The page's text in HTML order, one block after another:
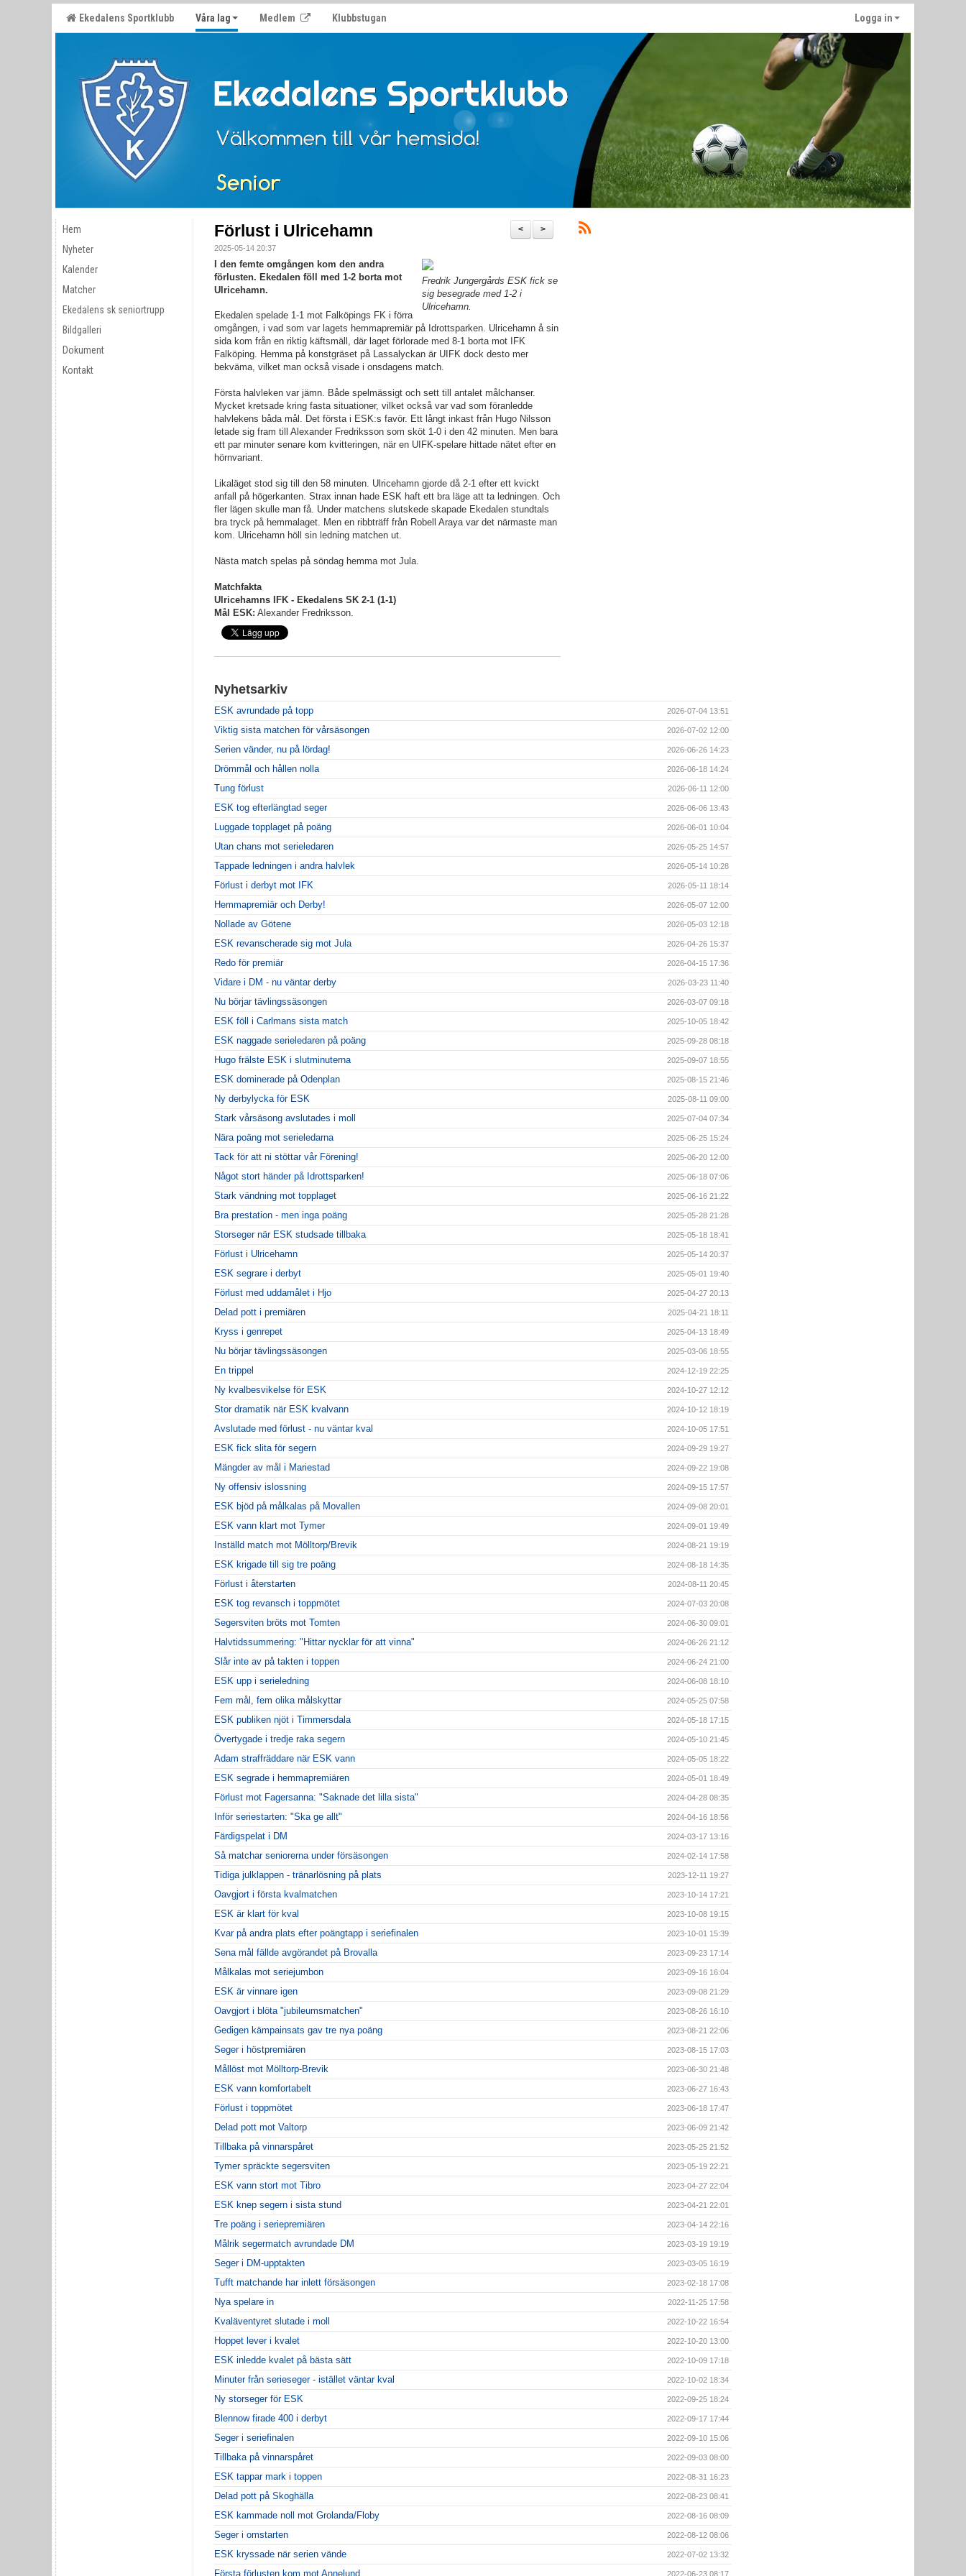
Ekedalens Sportklubb Våra lag Medlem Klubbstugan Logga in
Hem
Nyheter
Kalender
Matcher
Ekedalens sk seniortrupp
Bildgalleri
Dokument
Kontakt
>
<
Förlust i Ulricehamn
2025-05-14 20:37
Fredrik Jungergårds ESK fick se
sig besegrade med 1-2 i
Ulricehamn.
I den femte omgången kom den andra
förlusten. Ekedalen föll med 1-2 borta mot
Ulricehamn.
Ekedalen spelade 1-1 mot Falköpings FK i förra
omgången, i vad som var lagets hemmapremiär på Idrottsparken. Ulricehamn å sin
sida kom från en riktig käftsmäll, där laget förlorade med 8-1 borta mot IFK
Falköping. Hemma på konstgräset på Lassalyckan är UIFK dock desto mer
bekväma, vilket man också visade i onsdagens match.
Första halvleken var jämn. Både spelmässigt och sett till antalet målchanser.
Mycket kretsade kring fasta situationer, vilket också var vad som föranledde
halvlekens båda mål. Det första i ESK:s favör. Ett långt inkast från Hugo Nilsson
letade sig fram till Alexander Fredriksson som sköt 1-0 i den 42 minuten. Men bara
ett par minuter senare kom kvitteringen, när en UIFK-spelare hittade nätet efter en
hörnvariant.
Likaläget stod sig till den 58 minuten. Ulricehamn gjorde då 2-1 efter ett kvickt
anfall på högerkanten. Strax innan hade ESK haft ett bra läge att ta ledningen. Och
fler lägen skulle man få. Under matchens slutskede skapade Ekedalen stundtals
bra tryck på hemmalaget. Men en ribbträff från Robell Araya var det närmaste man
kom. Ulricehamn höll sin ledning matchen ut.
Nästa match spelas på söndag hemma mot Jula.
Matchfakta
Ulricehamns IFK - Ekedalens SK 2-1 (1-1)
Mål ESK: Alexander Fredriksson.
Nyhetsarkiv
ESK avrundade på topp 2026-07-04 13:51
Viktig sista matchen för vårsäsongen 2026-07-02 12:00
Serien vänder, nu på lördag! 2026-06-26 14:23
Drömmål och hållen nolla 2026-06-18 14:24
Tung förlust 2026-06-11 12:00
ESK tog efterlängtad seger 2026-06-06 13:43
Luggade topplaget på poäng 2026-06-01 10:04
Utan chans mot serieledaren 2026-05-25 14:57
Tappade ledningen i andra halvlek 2026-05-14 10:28
Förlust i derbyt mot IFK 2026-05-11 18:14
Hemmapremiär och Derby! 2026-05-07 12:00
Nollade av Götene 2026-05-03 12:18
ESK revanscherade sig mot Jula 2026-04-26 15:37
Redo för premiär 2026-04-15 17:36
Vidare i DM - nu väntar derby 2026-03-23 11:40
Nu börjar tävlingssäsongen 2026-03-07 09:18
ESK föll i Carlmans sista match 2025-10-05 18:42
ESK naggade serieledaren på poäng 2025-09-28 08:18
Hugo frälste ESK i slutminuterna 2025-09-07 18:55
ESK dominerade på Odenplan 2025-08-15 21:46
Ny derbylycka för ESK 2025-08-11 09:00
Stark vårsäsong avslutades i moll 2025-07-04 07:34
Nära poäng mot serieledarna 2025-06-25 15:24
Tack för att ni stöttar vår Förening! 2025-06-20 12:00
Något stort händer på Idrottsparken! 2025-06-18 07:06
Stark vändning mot topplaget 2025-06-16 21:22
Bra prestation - men inga poäng 2025-05-28 21:28
Storseger när ESK studsade tillbaka 2025-05-18 18:41
Förlust i Ulricehamn 2025-05-14 20:37
ESK segrare i derbyt 2025-05-01 19:40
Förlust med uddamålet i Hjo 2025-04-27 20:13
Delad pott i premiären 2025-04-21 18:11
Kryss i genrepet 2025-04-13 18:49
Nu börjar tävlingssäsongen 2025-03-06 18:55
En trippel 2024-12-19 22:25
Ny kvalbesvikelse för ESK 2024-10-27 12:12
Stor dramatik när ESK kvalvann 2024-10-12 18:19
Avslutade med förlust - nu väntar kval 2024-10-05 17:51
ESK fick slita för segern 2024-09-29 19:27
Mängder av mål i Mariestad 2024-09-22 19:08
Ny offensiv islossning 2024-09-15 17:57
ESK bjöd på målkalas på Movallen 2024-09-08 20:01
ESK vann klart mot Tymer 2024-09-01 19:49
Inställd match mot Mölltorp/Brevik 2024-08-21 19:19
ESK krigade till sig tre poäng 2024-08-18 14:35
Förlust i återstarten 2024-08-11 20:45
ESK tog revansch i toppmötet 2024-07-03 20:08
Segersviten bröts mot Tomten 2024-06-30 09:01
Halvtidssummering: "Hittar nycklar för att vinna" 2024-06-26 21:12
Slår inte av på takten i toppen 2024-06-24 21:00
ESK upp i serieledning 2024-06-08 18:10
Fem mål, fem olika målskyttar 2024-05-25 07:58
ESK publiken njöt i Timmersdala 2024-05-18 17:15
Övertygade i tredje raka segern 2024-05-10 21:45
Adam straffräddare när ESK vann 2024-05-05 18:22
ESK segrade i hemmapremiären 2024-05-01 18:49
Förlust mot Fagersanna: "Saknade det lilla sista" 2024-04-28 08:35
Inför seriestarten: "Ska ge allt" 2024-04-16 18:56
Färdigspelat i DM 2024-03-17 13:16
Så matchar seniorerna under försäsongen 2024-02-14 17:58
Tidiga julklappen - tränarlösning på plats 2023-12-11 19:27
Oavgjort i första kvalmatchen 2023-10-14 17:21
ESK är klart för kval 2023-10-08 19:15
Kvar på andra plats efter poängtapp i seriefinalen 2023-10-01 15:39
Sena mål fällde avgörandet på Brovalla 2023-09-23 17:14
Målkalas mot seriejumbon 2023-09-16 16:04
ESK är vinnare igen 2023-09-08 21:29
Oavgjort i blöta "jubileumsmatchen" 2023-08-26 16:10
Gedigen kämpainsats gav tre nya poäng 2023-08-21 22:06
Seger i höstpremiären 2023-08-15 17:03
Mållöst mot Mölltorp-Brevik 2023-06-30 21:48
ESK vann komfortabelt 2023-06-27 16:43
Förlust i toppmötet 2023-06-18 17:47
Delad pott mot Valtorp 2023-06-09 21:42
Tillbaka på vinnarspåret 2023-05-25 21:52
Tymer spräckte segersviten 2023-05-19 22:21
ESK vann stort mot Tibro 2023-04-27 22:04
ESK knep segern i sista stund 2023-04-21 22:01
Tre poäng i seriepremiären 2023-04-14 22:16
Målrik segermatch avrundade DM 2023-03-19 19:19
Seger i DM-upptakten 2023-03-05 16:19
Tufft matchande har inlett försäsongen 2023-02-18 17:08
Nya spelare in 2022-11-25 17:58
Kvaläventyret slutade i moll 2022-10-22 16:54
Hoppet lever i kvalet 2022-10-20 13:00
ESK inledde kvalet på bästa sätt 2022-10-09 17:18
Minuter från serieseger - istället väntar kval 2022-10-02 18:34
Ny storseger för ESK 2022-09-25 18:24
Blennow firade 400 i derbyt 2022-09-17 17:44
Seger i seriefinalen 2022-09-10 15:06
Tillbaka på vinnarspåret 2022-09-03 08:00
ESK tappar mark i toppen 2022-08-31 16:23
Delad pott på Skoghälla 2022-08-23 08:41
ESK kammade noll mot Grolanda/Floby 2022-08-16 08:09
Seger i omstarten 2022-08-12 08:06
ESK kryssade när serien vände 2022-07-02 13:32
Första förlusten kom mot Annelund 2022-06-23 08:17